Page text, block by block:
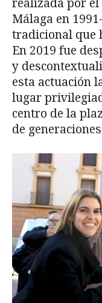
realizada por
Málaga en
tradicional que
En 2019 fue
y
esta actuación
lugar
centro de la
de